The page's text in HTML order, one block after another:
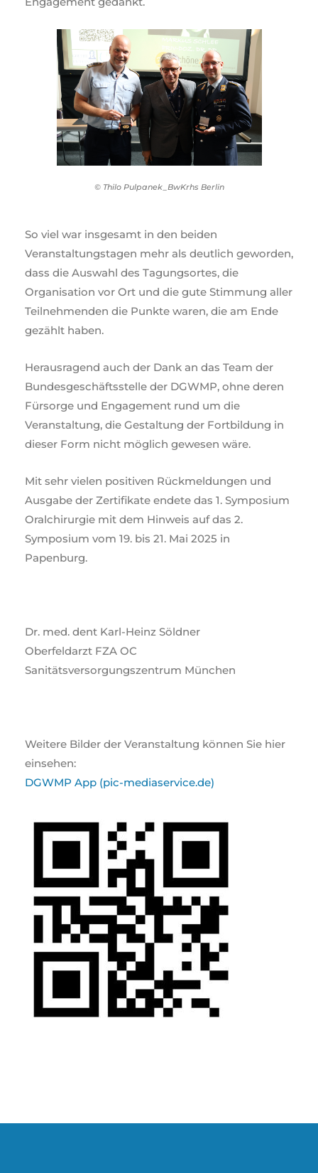
© Thilo Pulpanek_BwKrhs Berlin
So viel war insgesamt in den beiden
Veranstaltungstagen mehr als deutlich geworden,
dass die Auswahl des Tagungsortes, die
Organisation vor Ort und die gute Stimmung aller
Teilnehmenden die Punkte waren, die am Ende
gezählt haben.
Herausragend auch der Dank an das Team der
Bundesgeschäftsstelle der DGWMP, ohne deren
Fürsorge und Engagement rund um die
Veranstaltung, die Gestaltung der Fortbildung in
dieser Form nicht möglich gewesen wäre.
Mit sehr vielen positiven Rückmeldungen und
Ausgabe der Zertifikate endete das 1. Symposium
Oralchirurgie mit dem Hinweis auf das 2.
Symposium vom 19. bis 21. Mai 2025 in
Papenburg.
Dr. med. dent Karl-Heinz Söldner
Oberfeldarzt FZA OC
Sanitätsversorgungszentrum München
Weitere Bilder der Veranstaltung können Sie hier
einsehen:
DGWMP App (pic-mediaservice.de)